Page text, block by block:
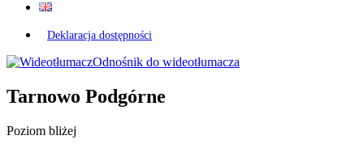
Deklaracja dostępności
Odnośnik do wideotłumacza
Tarnowo Podgórne
Poziom bliżej